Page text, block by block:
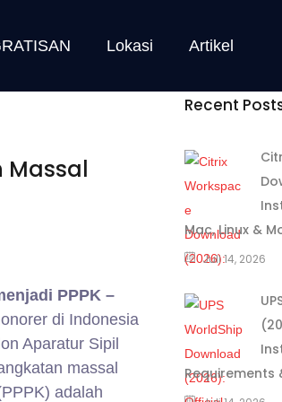
Lokasi Artikel
Massal
PPPK –
di Indonesia
Aparatur Sipil
massal
adalah
Recent
Mac, Linux &
Juli 14, 2026
Requirements